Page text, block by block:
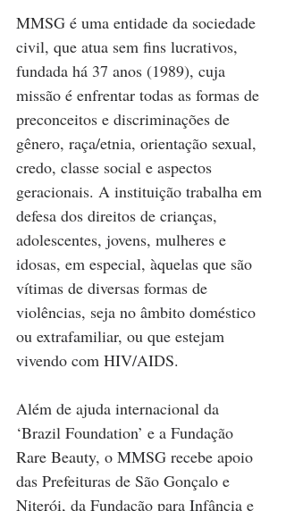
MMSG é uma entidade da sociedade
civil, que atua sem fins lucrativos,
fundada há 37 anos (1989), cuja
missão é enfrentar todas as formas de
preconceitos e discriminações de
gênero, raça/etnia, orientação sexual,
credo, classe social e aspectos
geracionais. A instituição trabalha em
defesa dos direitos de crianças,
adolescentes, jovens, mulheres e
idosas, em especial, àquelas que são
vítimas de diversas formas de
violências, seja no âmbito doméstico
ou extrafamiliar, ou que estejam
vivendo com HIV/AIDS.
Além de ajuda internacional da
‘Brazil Foundation’ e a Fundação
Rare Beauty, o MMSG recebe apoio
das Prefeituras de São Gonçalo e
Niterói, da Fundação para Infância e